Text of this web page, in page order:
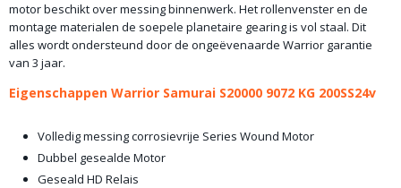
motor beschikt over messing binnenwerk. Het rollenvenster en de
montage materialen de soepele planetaire gearing is vol staal. Dit
alles wordt ondersteund door de ongeëvenaarde Warrior garantie
van 3 jaar.
Eigenschappen Warrior Samurai S20000 9072 KG 200SS24v
Volledig messing corrosievrije Series Wound Motor
Dubbel gesealde Motor
Geseald HD Relais